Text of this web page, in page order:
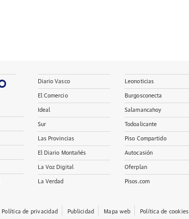
Diario Vasco
El Comercio
Ideal
Sur
Las Provincias
El Diario Montañés
La Voz Digital
La Verdad
Leonoticias
Burgosconecta
Salamancahoy
Todoalicante
Piso Compartido
Autocasión
Oferplan
Pisos.com
Política de privacidad Publicidad Mapa web Política de cookies